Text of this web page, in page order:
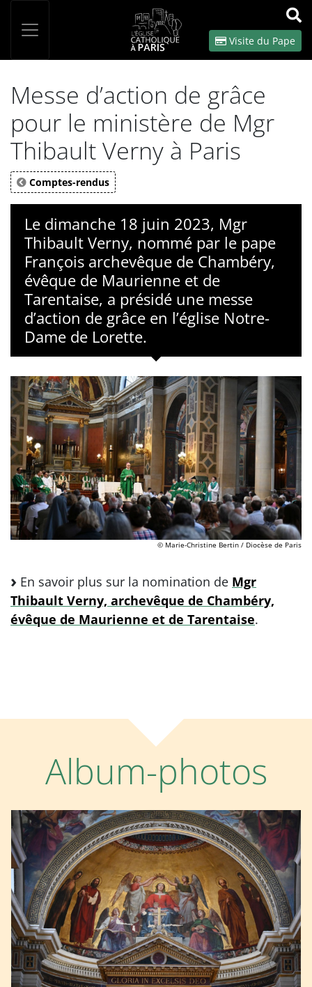
OK
Visite du Pape
Messe d’action de grâce
pour le ministère de Mgr
Thibault Verny à Paris
Comptes-rendus
Le dimanche 18 juin 2023, Mgr
Thibault Verny, nommé par le pape
François archevêque de Chambéry,
évêque de Maurienne et de
Tarentaise, a présidé une messe
d’action de grâce en l’église Notre-
Dame de Lorette.
© Marie-Christine Bertin / Diocèse de Paris
En savoir plus sur la nomination de Mgr
Thibault Verny, archevêque de Chambéry,
évêque de Maurienne et de Tarentaise.
Album-photos
Panneau de gestion des cookies